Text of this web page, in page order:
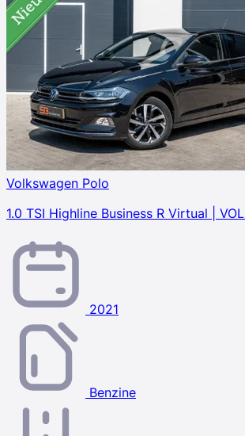
Volkswagen Polo
1.0 TSI Highline Business R Virtual |
2021
Benzine